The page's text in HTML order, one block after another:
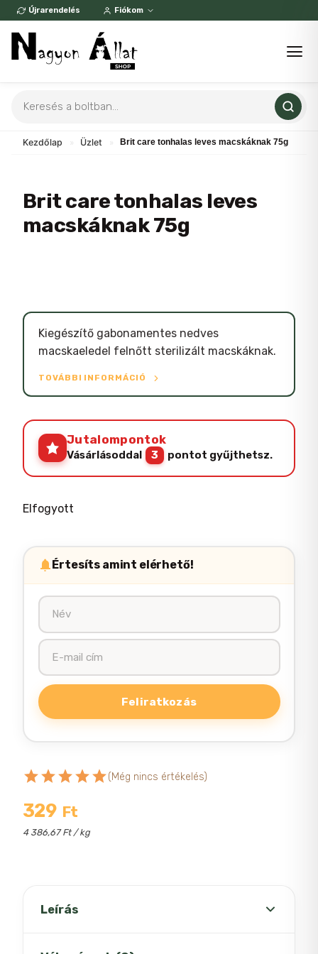
Skip
content
Újrarendelés Fiókom
search
Kezdőlap Üzlet Brit care tonhalas leves macskáknak 75g
Brit care tonhalas leves
macskáknak 75g
starstarstarstarstar(Még nincs értékelés)
329 Ft
4 386,67 Ft / kg
Kiegészítő gabonamentes nedves
macskaeledel felnőtt sterilizált macskáknak.
TOVÁBBI INFORMÁCIÓ
Jutalompontok
Vásárlásoddal 3 pontot gyűjthetsz.
Elfogyott
Értesíts amint elérhető!
Leírás